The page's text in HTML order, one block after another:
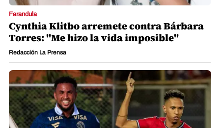
Farandula
Cynthia Klitbo arremete contra Bárbara
Torres: "Me hizo la vida imposible"
Redacción La Prensa